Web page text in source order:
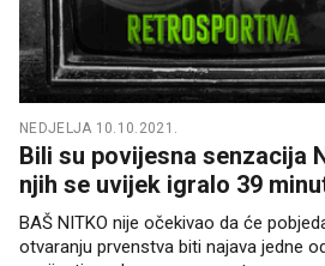
NEDJELJA 10.10.2021.
Bili su povijesna senzacija
njih se uvijek igralo 39
BAŠ NITKO nije očekivao da će
otvaranju prvenstva biti najava jedne